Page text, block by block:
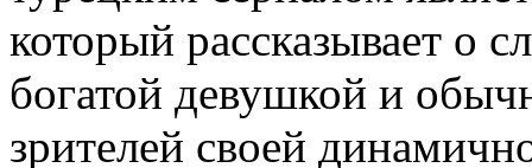
который рассказывает о
богатой девушкой и
зрителей своей